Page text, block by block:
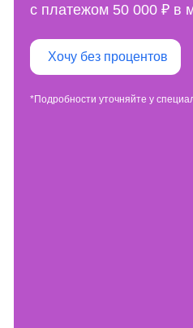
с платежом 50 000 ₽ в
Хочу без процентов
*Подробности уточняйте у